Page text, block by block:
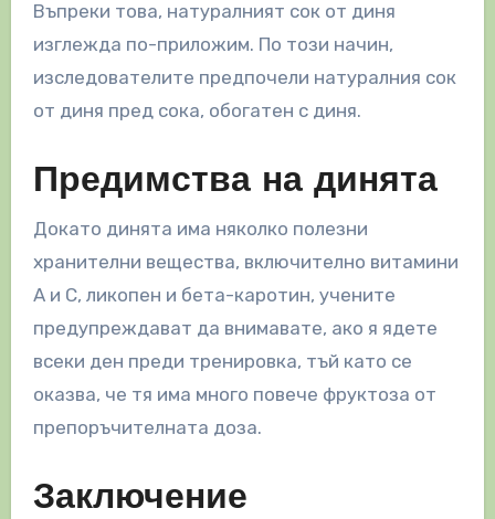
Въпреки това, натуралният сок от диня
изглежда по-приложим. По този начин,
изследователите предпочели натуралния сок
от диня пред сока, обогатен с диня.
Предимства на динята
Докато динята има няколко полезни
хранителни вещества, включително витамини
А и С, ликопен и бета-каротин, учените
предупреждават да внимавате, ако я ядете
всеки ден преди тренировка, тъй като се
оказва, че тя има много повече фруктоза от
препоръчителната доза.
Заключение